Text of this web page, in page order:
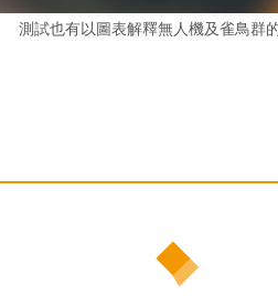
測試也有以圖表解釋無人機及雀鳥群